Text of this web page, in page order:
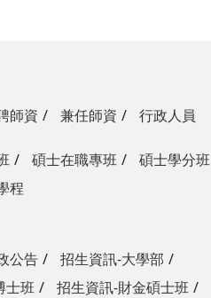
師資 兼任師資 行政人員
碩士在職專班
碩士學分班
程
公告
招生資訊-大學部
士班
招生資訊-財金碩士班